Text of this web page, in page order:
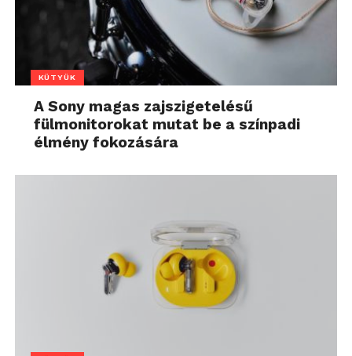
KÜTYÜK
A Sony magas zajszigetelésű
fülmonitorokat mutat be a színpadi
élmény fokozására